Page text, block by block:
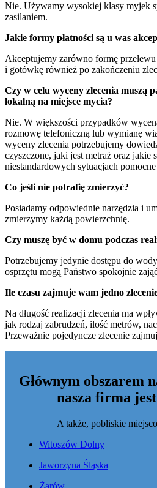
Nie. Używamy wysokiej klasy myjek
zasilaniem.
Jakie formy płatności są u was
Akceptujemy zarówno formę
i gotówkę również po zakończeniu
Czy w celu wyceny zlecenia muszą
lokalną na miejsce mycia?
Nie. W większości przypadków
rozmowę telefoniczną lub wymianę
wyceny zlecenia potrzebujemy
czyszczone, jaki jest metraż oraz jakie
niestandardowych sytuacjach
Co jeśli nie potrafię zmierzyć?
Posiadamy odpowiednie narzędzia i
zmierzymy każdą powierzchnię.
Czy muszę być w domu podczas
Potrzebujemy jedynie dostępu do
osprzętu mogą Państwo spokojnie
Ile czasu zajmuje wam jedno
Na długość realizacji zlecenia ma
jak rodzaj zabrudzeń, ilość metrów,
Przeważnie pojedyncze zlecenie
Głównym obszarem
nasza firma jest
A także, pobliskie
Witoszów Dolny
Jaworzyna Śląska
Żarów